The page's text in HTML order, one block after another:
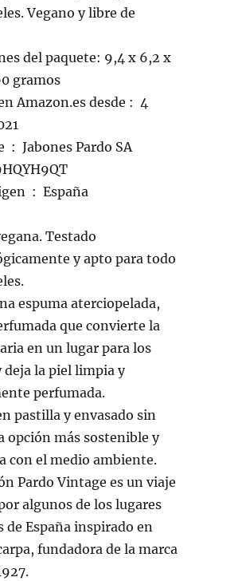
Vegano y libre de
del paquete: 9,4 x 6,2 x
gramos
Amazon.es desde ‎: ‎ 4
Fabricante ‏ : ‎ Jabones Pardo SA
País de origen ‏ : ‎ España
Testado
y apto para todo
espuma aterciopelada,
que convierte la
en un lugar para los
deja la piel limpia y
perfumada.
pastilla y envasado sin
opción más sostenible y
con el medio ambiente.
Pardo Vintage es un viaje
algunos de los lugares
de España inspirado en
fundadora de la marca